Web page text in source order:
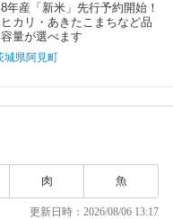
年産「新米」先行予約開始！
カリ・あきたこまちなど品
量が選べます
城県阿見町
肉 魚
更新日時：2026/08/06 13:17